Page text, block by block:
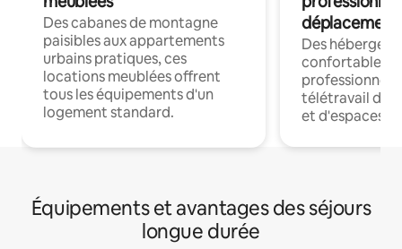
Des cabanes de montagne
paisibles aux appartements
urbains pratiques, ces
locations meublées offrent
tous les équipements d'un
logement standard.
déplacement
Des
confortables
professionnels
télétravail
et d'espaces
Équipements et avantages des séjours
longue durée